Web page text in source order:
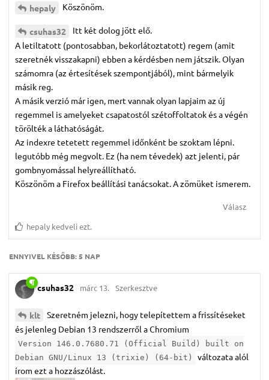
hepaly Köszönöm.
csuhas32
Itt két dolog jött elő.
A letiltatott (pontosabban, bekorlátoztatott) regem (amit
szeretnék visszakapni) ebben a kérdésben nem játszik. Olyan
számomra (az értesítések szempontjából), mint bármelyik
másik reg.
A másik verzió már igen, mert vannak olyan lapjaim az új
regemmel is amelyeket csapatostól szétoffoltatok és a végén
törölték a láthatóságát.
Az indexre tetetett regemmel időnként be szoktam lépni.
legutóbb még megvolt. Ez (ha nem tévedek) azt jelenti, pár
gombnyomással helyreállítható.
Köszönöm a Firefox beállítási tanácsokat. A zömüket ismerem.
Válasz
hepaly kedveli ezt.
ENNYIVEL KÉSŐBB:5 NAP
csuhas32 márc 13. Szerkesztve
klt
Szeretném jelezni, hogy telepítettem a frissítéseket
és jelenleg Debian 13 rendszerről a Chromium
Version 146.0.7680.71 (Official Build) built on
Debian GNU/Linux 13 (trixie) (64-bit)
változata alól
írom ezt a hozzászólást.